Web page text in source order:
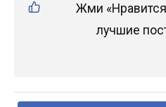
Жми
лучшие